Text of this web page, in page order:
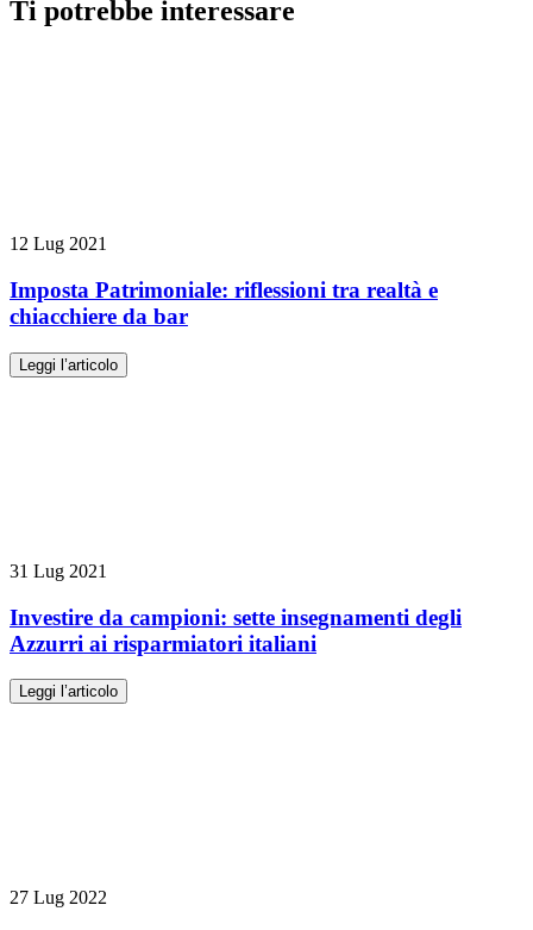
Ti potrebbe interessare
12 Lug 2021
Imposta Patrimoniale: riflessioni tra realtà e
chiacchiere da bar
Leggi l’articolo
31 Lug 2021
Investire da campioni: sette insegnamenti degli
Azzurri ai risparmiatori italiani
Leggi l’articolo
27 Lug 2022